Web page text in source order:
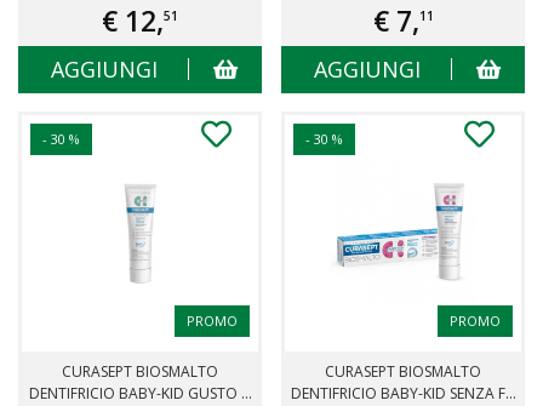
€ 12,51
AGGIUNGI
€ 7,11
AGGIUNGI
- 30 %
PROMO
CURASEPT BIOSMALTO
DENTIFRICIO BABY-KID GUSTO ...
- 30 %
PROMO
CURASEPT BIOSMALTO
DENTIFRICIO BABY-KID SENZA F...